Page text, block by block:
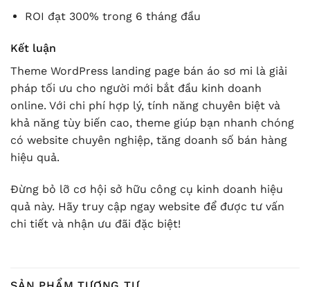
ROI đạt 300% trong 6 tháng đầu
Kết luận
Theme WordPress landing page bán áo sơ mi là giải
pháp tối ưu cho người mới bắt đầu kinh doanh
online. Với chi phí hợp lý, tính năng chuyên biệt và
khả năng tùy biến cao, theme giúp bạn nhanh chóng
có website chuyên nghiệp, tăng doanh số bán hàng
hiệu quả.
Đừng bỏ lỡ cơ hội sở hữu công cụ kinh doanh hiệu
quả này. Hãy truy cập ngay website để được tư vấn
chi tiết và nhận ưu đãi đặc biệt!